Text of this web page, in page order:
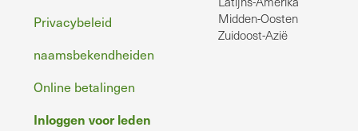
Midden-Oosten
Zuidoost-Azië
Privacybeleid
naamsbekendheiden
Online betalingen
Inloggen voor leden